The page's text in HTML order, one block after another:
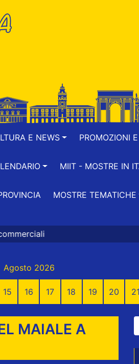
E NEWS PROMOZIONI
MIIT - MOSTRE IN
MOSTRE TEMATICHE
Agosto 2026
15 16 17 18 19 20 21
MAIALE A